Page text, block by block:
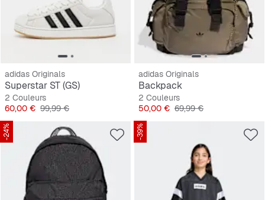
adidas Originals
Superstar ST (GS)
2 Couleurs
Prix
60,00 € Prix original
99,99 €
adidas Originals
Backpack
2 Couleurs
Prix
50,00 € Prix original
69,99 €
-24% -39%